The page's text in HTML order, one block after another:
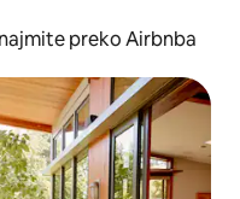
preko Airbnba